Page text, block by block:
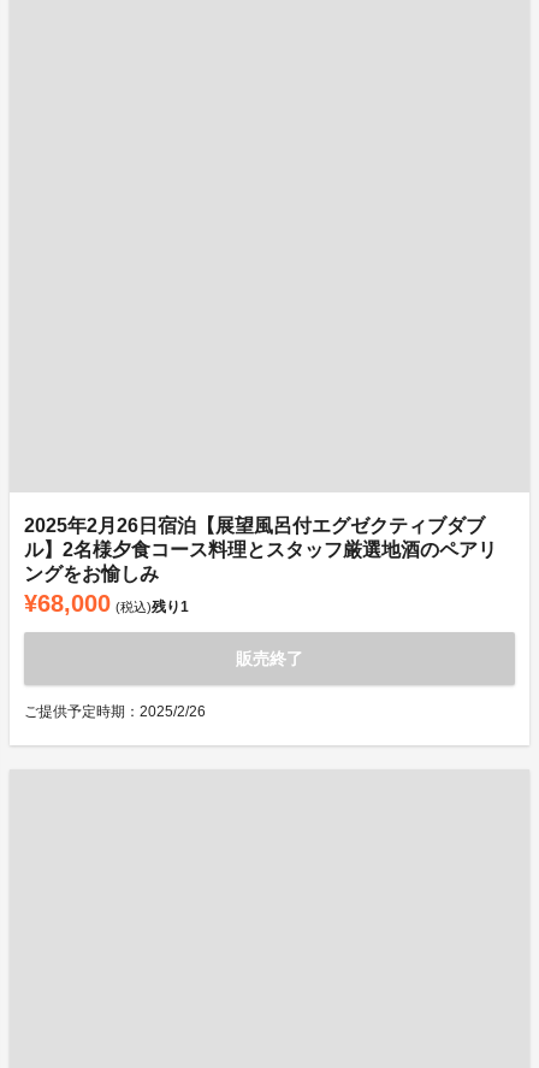
2025年2月26日宿泊【展望風呂付エグゼクティブダブ
ル】2名様夕食コース料理とスタッフ厳選地酒のペアリ
ングをお愉しみ
¥68,000 (税込)残り1
販売終了
ご提供予定時期：2025/2/26